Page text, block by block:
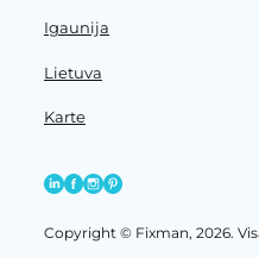
Igaunija
Lietuva
Karte
Copyright © Fixman, 2026.